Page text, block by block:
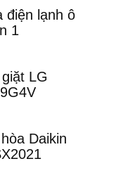
điện lạnh ô
1
LG
Daikin